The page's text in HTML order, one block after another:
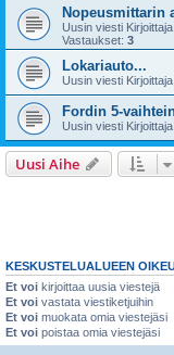
Nopeusmittarin
Uusin viesti Kirjoittaja
Vastaukset: 3
Lokariauto...
Uusin viesti Kirjoittaja
Fordin 5-
Uusin viesti Kirjoittaja
Uusi Aihe
KESKUSTELUALUEEN
Et voi kirjoittaa uusia viestejä
Et voi vastata viestiketjuihin
Et voi muokata omia viestejäsi
Et voi poistaa omia viestejäsi